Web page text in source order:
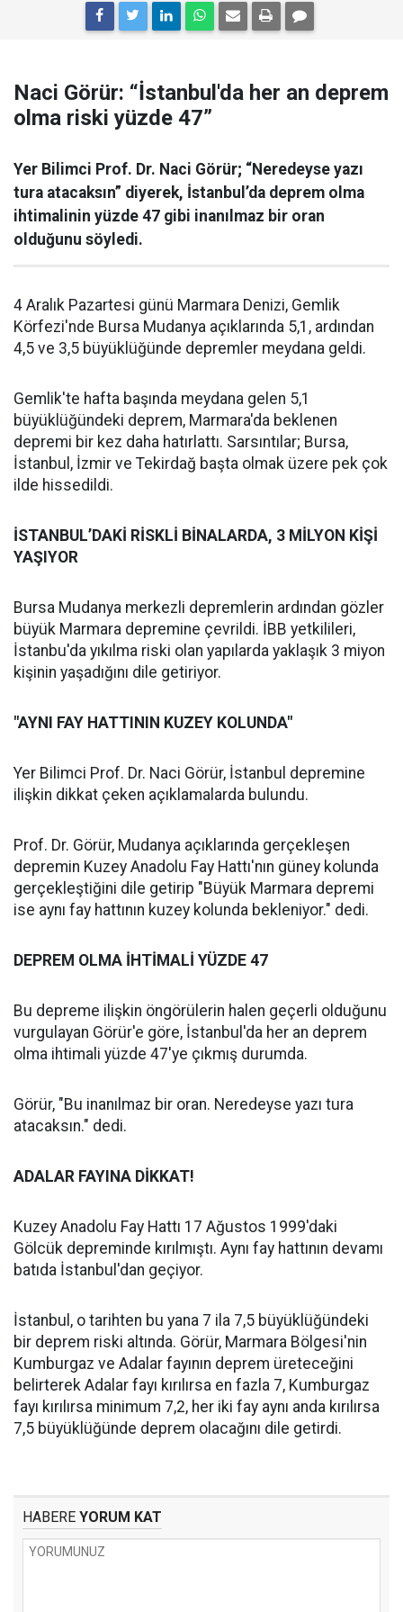
Naci Görür: “İstanbul'da her an deprem
olma riski yüzde 47”
Yer Bilimci Prof. Dr. Naci Görür; “Neredeyse yazı
tura atacaksın” diyerek, İstanbul’da deprem olma
ihtimalinin yüzde 47 gibi inanılmaz bir oran
olduğunu söyledi.
4 Aralık Pazartesi günü Marmara Denizi, Gemlik
Körfezi'nde Bursa Mudanya açıklarında 5,1, ardından
4,5 ve 3,5 büyüklüğünde depremler meydana geldi.
Gemlik'te hafta başında meydana gelen 5,1
büyüklüğündeki deprem, Marmara'da beklenen
depremi bir kez daha hatırlattı. Sarsıntılar; Bursa,
İstanbul, İzmir ve Tekirdağ başta olmak üzere pek çok
ilde hissedildi.
İSTANBUL’DAKİ RİSKLİ BİNALARDA, 3 MİLYON KİŞİ
YAŞIYOR
Bursa Mudanya merkezli depremlerin ardından gözler
büyük Marmara depremine çevrildi. İBB yetkilileri,
İstanbu'da yıkılma riski olan yapılarda yaklaşık 3 miyon
kişinin yaşadığını dile getiriyor.
"AYNI FAY HATTININ KUZEY KOLUNDA"
Yer Bilimci Prof. Dr. Naci Görür, İstanbul depremine
ilişkin dikkat çeken açıklamalarda bulundu.
Prof. Dr. Görür, Mudanya açıklarında gerçekleşen
depremin Kuzey Anadolu Fay Hattı'nın güney kolunda
gerçekleştiğini dile getirip "Büyük Marmara depremi
ise aynı fay hattının kuzey kolunda bekleniyor." dedi.
DEPREM OLMA İHTİMALİ YÜZDE 47
Bu depreme ilişkin öngörülerin halen geçerli olduğunu
vurgulayan Görür'e göre, İstanbul'da her an deprem
olma ihtimali yüzde 47'ye çıkmış durumda.
Görür, "Bu inanılmaz bir oran. Neredeyse yazı tura
atacaksın." dedi.
ADALAR FAYINA DİKKAT!
Kuzey Anadolu Fay Hattı 17 Ağustos 1999'daki
Gölcük depreminde kırılmıştı. Aynı fay hattının devamı
batıda İstanbul'dan geçiyor.
İstanbul, o tarihten bu yana 7 ila 7,5 büyüklüğündeki
bir deprem riski altında. Görür, Marmara Bölgesi'nin
Kumburgaz ve Adalar fayının deprem üreteceğini
belirterek Adalar fayı kırılırsa en fazla 7, Kumburgaz
fayı kırılırsa minimum 7,2, her iki fay aynı anda kırılırsa
7,5 büyüklüğünde deprem olacağını dile getirdi.
HABERE YORUM KAT